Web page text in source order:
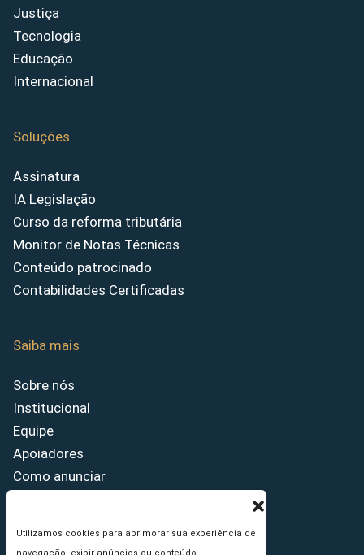
Utilizamos cookies para aprimorar sua experiência de
Justiça
Tecnologia
Educação
Internacional
Soluções
Assinatura
IA Legislação
Curso da reforma tributária
Monitor de Notas Técnicas
Conteúdo patrocinado
Contabilidades Certificadas
Saiba mais
Sobre nós
Institucional
Equipe
Apoiadores
Como anunciar